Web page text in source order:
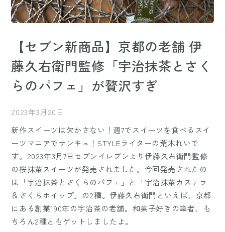
【セブン新商品】京都の老舗 伊
藤久右衛門監修「宇治抹茶とさく
らのパフェ」が贅沢すぎ
2023年3月20日
新作スイーツは欠かさない！週7でスイーツを食べるスイ
ーツマニアでサンキュ！STYLEライターの荒木れいで
す。2023年3月7日セブンイレブンより伊藤久右衛門監修
の桜抹茶スイーツが発売されました。今回発売されたの
は「宇治抹茶とさくらのパフェ」と「宇治抹茶カステラ
＆さくらホイップ」の2種。伊藤久右衛門といえば、京都
にある創業190年の宇治茶の老舗。和菓子好きの筆者、も
ちろん2種ともゲットしましたよ。